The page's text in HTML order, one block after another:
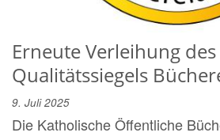
Erneute Verleihung
Qualitätssiegels
9. Juli 2025
Die Katholische Öffentliche